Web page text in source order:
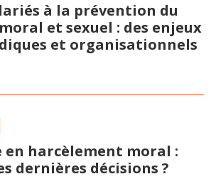
à la prévention du
et sexuel : des enjeux
et organisationnels
en harcèlement moral :
dernières décisions ?